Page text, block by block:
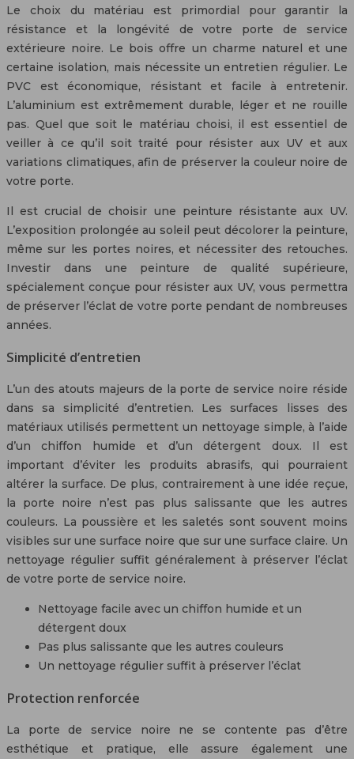
Le choix du matériau est primordial pour garantir la
résistance et la longévité de votre porte de service
extérieure noire. Le bois offre un charme naturel et une
certaine isolation, mais nécessite un entretien régulier. Le
PVC est économique, résistant et facile à entretenir.
L’aluminium est extrêmement durable, léger et ne rouille
pas. Quel que soit le matériau choisi, il est essentiel de
veiller à ce qu’il soit traité pour résister aux UV et aux
variations climatiques, afin de préserver la couleur noire de
votre porte.
Il est crucial de choisir une peinture résistante aux UV.
L’exposition prolongée au soleil peut décolorer la peinture,
même sur les portes noires, et nécessiter des retouches.
Investir dans une peinture de qualité supérieure,
spécialement conçue pour résister aux UV, vous permettra
de préserver l’éclat de votre porte pendant de nombreuses
années.
Simplicité d’entretien
L’un des atouts majeurs de la porte de service noire réside
dans sa simplicité d’entretien. Les surfaces lisses des
matériaux utilisés permettent un nettoyage simple, à l’aide
d’un chiffon humide et d’un détergent doux. Il est
important d’éviter les produits abrasifs, qui pourraient
altérer la surface. De plus, contrairement à une idée reçue,
la porte noire n’est pas plus salissante que les autres
couleurs. La poussière et les saletés sont souvent moins
visibles sur une surface noire que sur une surface claire. Un
nettoyage régulier suffit généralement à préserver l’éclat
de votre porte de service noire.
Nettoyage facile avec un chiffon humide et un
détergent doux
Pas plus salissante que les autres couleurs
Un nettoyage régulier suffit à préserver l’éclat
Protection renforcée
La porte de service noire ne se contente pas d’être
esthétique et pratique, elle assure également une